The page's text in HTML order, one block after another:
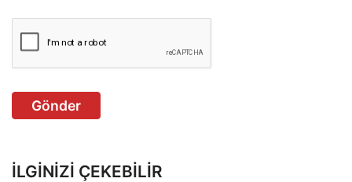
Gönder
İLGINIZI ÇEKEBILIR